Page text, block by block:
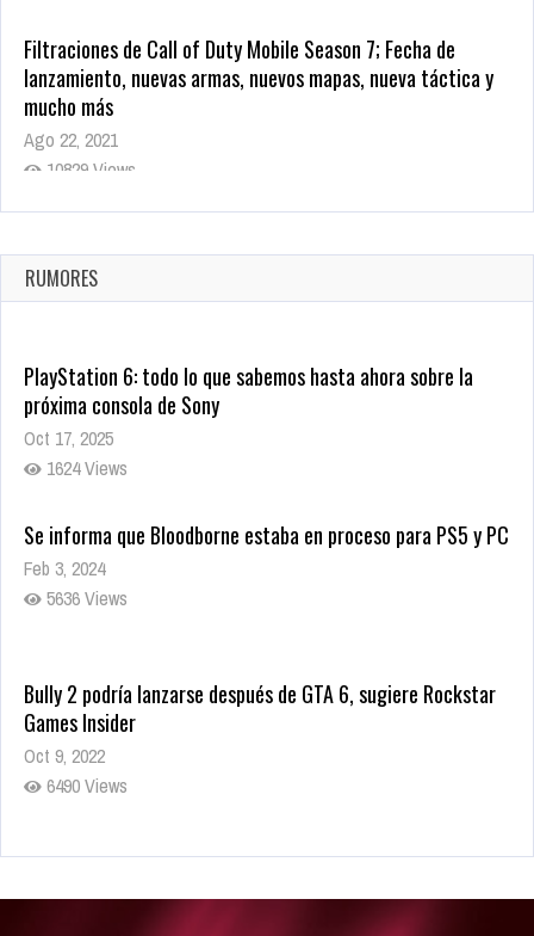
Filtraciones de Call of Duty Mobile Season 7; Fecha de
lanzamiento, nuevas armas, nuevos mapas, nueva táctica y
mucho más
Ago 22, 2021
10829 Views
La configuración de Call of Duty 2021 aparentemente ya fue
Ago 8, 2021
10010 Views
RUMORES
PlayStation 6: todo lo que sabemos hasta ahora sobre la
próxima consola de Sony
Oct 17, 2025
1624 Views
Se informa que Bloodborne estaba en proceso para PS5 y PC
Feb 3, 2024
5636 Views
Bully 2 podría lanzarse después de GTA 6, sugiere Rockstar
Games Insider
Oct 9, 2022
6490 Views
Rumor: Se filtran los primeros detalles de Resident Evil 9